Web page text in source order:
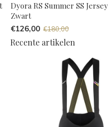
Dyora RS Summer SS
Zwart
€126,00 €180,00
Recente artikelen